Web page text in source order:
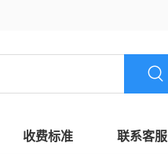
收费标准 联系客服